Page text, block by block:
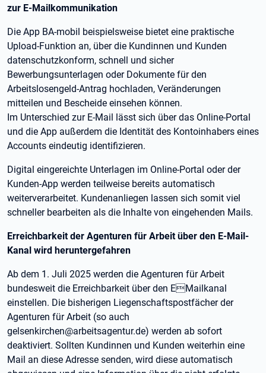
zur E-Mailkommunikation
Die App BA-mobil beispielsweise bietet eine praktische
Upload-Funktion an, über die Kundinnen und Kunden
datenschutzkonform, schnell und sicher
Bewerbungsunterlagen oder Dokumente für den
Arbeitslosengeld-Antrag hochladen, Veränderungen
mitteilen und Bescheide einsehen können.
Im Unterschied zur E-Mail lässt sich über das Online-Portal
und die App außerdem die Identität des Kontoinhabers eines
Accounts eindeutig identifizieren.
Digital eingereichte Unterlagen im Online-Portal oder der
Kunden-App werden teilweise bereits automatisch
weiterverarbeitet. Kundenanliegen lassen sich somit viel
schneller bearbeiten als die Inhalte von eingehenden Mails.
Erreichbarkeit der Agenturen für Arbeit über den E-Mail-
Kanal wird heruntergefahren
Ab dem 1. Juli 2025 werden die Agenturen für Arbeit
bundesweit die Erreichbarkeit über den EMailkanal
einstellen. Die bisherigen Liegenschaftspostfächer der
Agenturen für Arbeit (so auch
gelsenkirchen@arbeitsagentur.de) werden ab sofort
deaktiviert. Sollten Kundinnen und Kunden weiterhin eine
Mail an diese Adresse senden, wird diese automatisch